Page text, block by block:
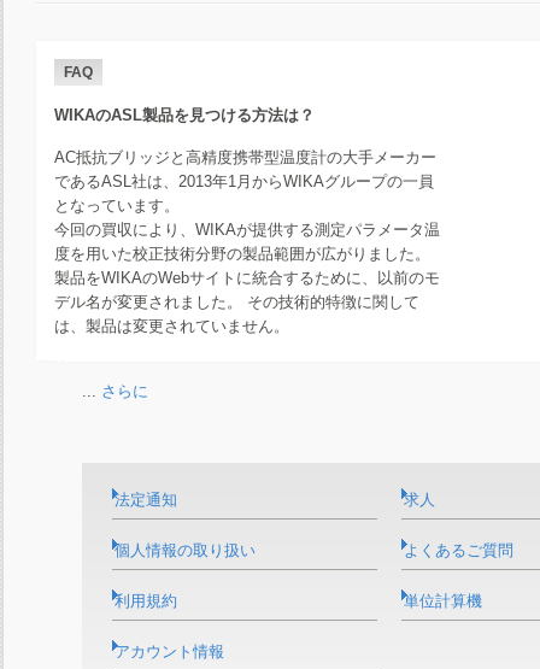
FAQ
WIKAのASL製品を見つける方法は？
AC抵抗ブリッジと高精度携帯型温度計の大手メーカー
であるASL社は、2013年1月からWIKAグループの一員
となっています。
今回の買収により、WIKAが提供する測定パラメータ温
度を用いた校正技術分野の製品範囲が広がりました。
製品をWIKAのWebサイトに統合するために、以前のモ
デル名が変更されました。 その技術的特徴に関して
は、製品は変更されていません。
さらに
法定通知
個人情報の取り扱い
利用規約
アカウント情報
求人
よくあるご質問
単位計算機